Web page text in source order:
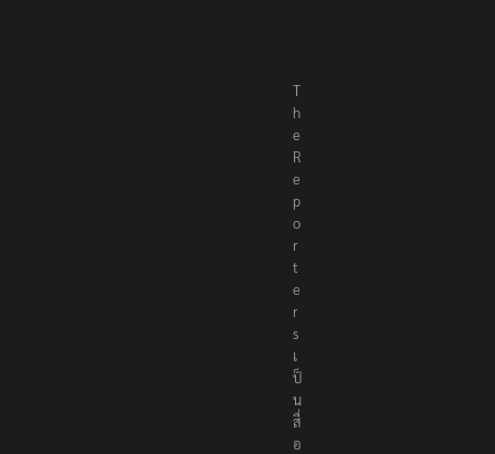
T
h
e
R
e
p
o
r
t
e
r
s
เ
ป็
น
สื่